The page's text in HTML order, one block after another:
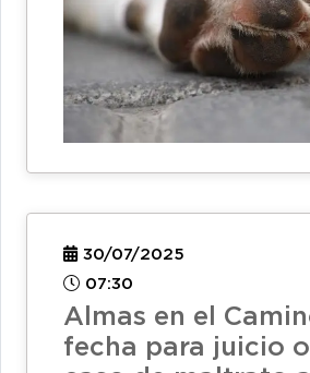
30/07/2025
07:30
Almas en el
fecha para juicio